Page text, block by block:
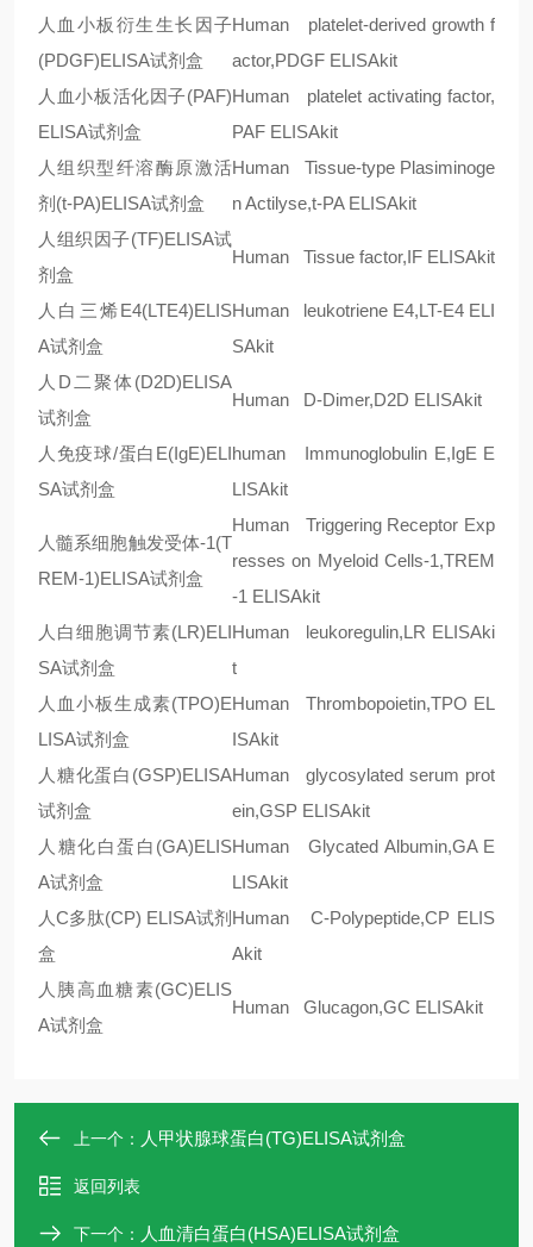
人血小板衍生生长因子
(PDGF)ELISA试剂盒
Human platelet-derived growth f
actor,PDGF ELISAkit
人血小板活化因子(PAF)
ELISA试剂盒
Human platelet activating factor,
PAF ELISAkit
人组织型纤溶酶原激活
剂 (t-PA)ELISA试剂盒
Human Tissue-type Plasiminoge
n Actilyse,t-PA ELISAkit
人组织因子(TF)ELISA试
剂盒
Human Tissue factor,IF ELISAkit
人白三烯E4(LTE4)ELIS
A试剂盒
Human leukotriene E4,LT-E4 ELI
SAkit
人 D 二聚体(D2D)ELISA
试剂盒
Human D-Dimer,D2D ELISAkit
人免疫球/蛋白 E(IgE)ELI
SA试剂盒
human Immunoglobulin E,IgE E
LISAkit
人髓系细胞触发受体-1(T
REM-1)ELISA试剂盒
Human Triggering Receptor Exp
resses on Myeloid Cells-1,TREM
-1 ELISAkit
人白细胞调节素(LR)ELI
SA试剂盒
Human leukoregulin,LR ELISAki
t
人血小板生成素(TPO)E
LISA试剂盒
Human Thrombopoietin,TPO EL
ISAkit
人糖化蛋白 (GSP)ELISA
试剂盒
Human glycosylated serum prot
ein,GSP ELISAkit
人糖化白蛋白 (GA)ELIS
A试剂盒
Human Glycated Albumin,GA E
LISAkit
人 C多肽(CP) ELISA试剂
盒
Human C-Polypeptide,CP ELIS
Akit
人胰高血糖素(GC)ELIS
A试剂盒
Human Glucagon,GC ELISAkit
上一个： 人甲状腺球蛋白(TG)ELISA试剂盒
返回列表
下一个： 人血清白蛋白(HSA)ELISA试剂盒